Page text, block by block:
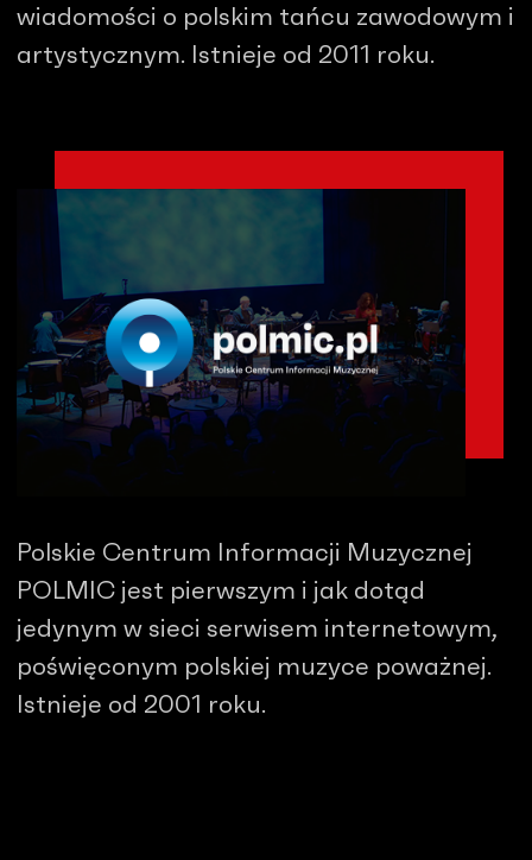
wiadomości o polskim tańcu zawodowym i
artystycznym. Istnieje od 2011 roku.
Polskie Centrum Informacji Muzycznej
POLMIC jest pierwszym i jak dotąd
jedynym w sieci serwisem internetowym,
poświęconym polskiej muzyce poważnej.
Istnieje od 2001 roku.